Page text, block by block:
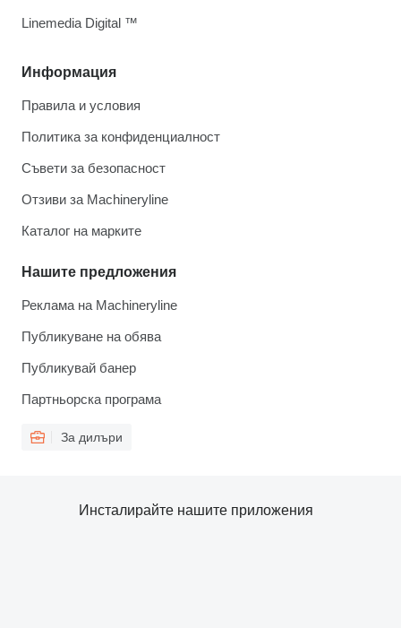
Информация
Правила и условия
Политика за конфиденциалност
Съвети за безопасност
Отзиви за Machineryline
Каталог на марките
Нашите предложения
Реклама на Machineryline
Публикуване на обява
Публикувай банер
Партньорска програма
За дилъри
Linemedia Digital ™
Инсталирайте нашите приложения